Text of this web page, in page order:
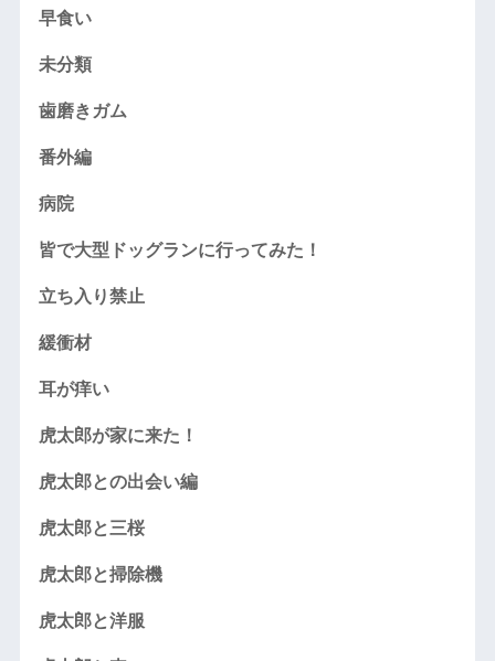
早食い
未分類
歯磨きガム
番外編
病院
皆で大型ドッグランに行ってみた！
立ち入り禁止
緩衝材
耳が痒い
虎太郎が家に来た！
虎太郎との出会い編
虎太郎と三桜
虎太郎と掃除機
虎太郎と洋服